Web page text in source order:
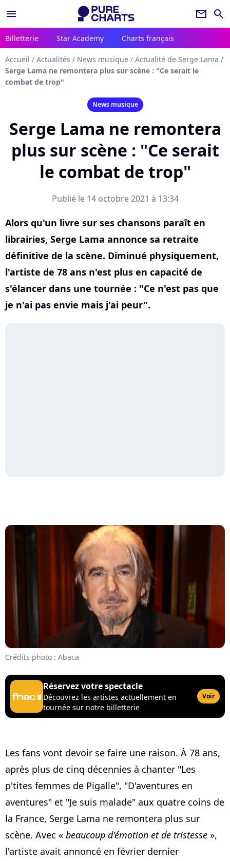
menu newsletter search
Billetterie Star Academy Charts français
Accueil / Actualités / News musique / Actualité de Serge Lama /
Serge Lama ne remontera plus sur scène : "Ce serait le
combat de trop"
News musique
Serge Lama ne remontera
plus sur scène : "Ce serait
le combat de trop"
Publié le 14 octobre 2021 à 13:34
Alors qu'un livre sur ses chansons paraît en
librairies, Serge Lama annonce sa retraite
définitive de la scène. Diminué physiquement,
l'artiste de 78 ans n'est plus en capacité de
s'élancer dans une tournée : "Ce n'est pas que
je n'ai pas envie mais j'ai peur".
Crédits photo : Abaca
Réservez votre spectacle
Découvrez les artistes actuellement en
tournée sur notre billetterie
Voir
Les fans vont devoir se faire une raison. À 78 ans,
après plus de cinq décennies à chanter "Les
p'tites femmes de Pigalle", "D'aventures en
aventures" et "Je suis malade" aux quatre coins de
la France, Serge Lama ne remontera plus sur
scène. Avec « beaucoup d'émotion et de tristesse »,
l'artiste avait annoncé en février dernier